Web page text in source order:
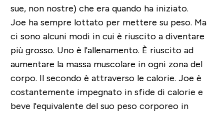
sue, non nostre) che era quando ha iniziato.
Joe ha sempre lottato per mettere su peso. Ma
ci sono alcuni modi in cui è riuscito a diventare
più grosso. Uno è l'allenamento. È riuscito ad
aumentare la massa muscolare in ogni zona del
corpo. Il secondo è attraverso le calorie. Joe è
costantemente impegnato in sfide di calorie e
beve l'equivalente del suo peso corporeo in